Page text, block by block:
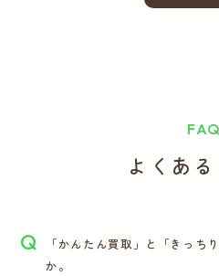
FAQ
よくあ
Q
「かんたん買取」と「きっち
か。